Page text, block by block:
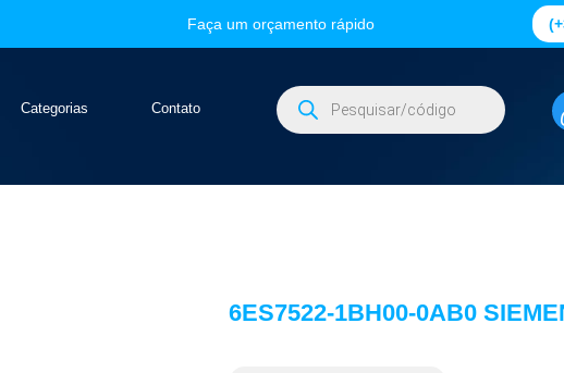
Faça um orçamento rápido
Categorias Contato
6ES7522-1BH00-0AB0